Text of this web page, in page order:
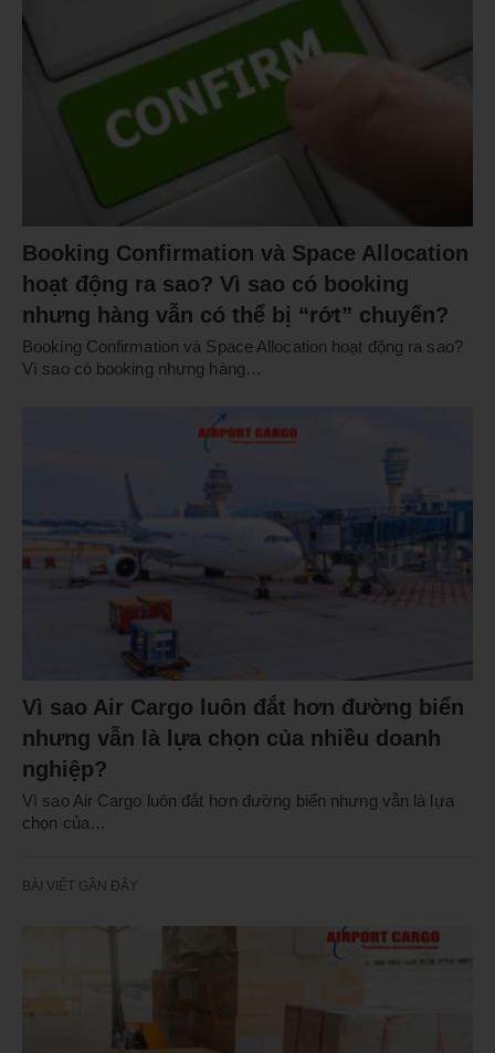
Booking Confirmation và Space Allocation
hoạt động ra sao? Vì sao có booking
nhưng hàng vẫn có thể bị “rớt” chuyến?
Booking Confirmation và Space Allocation hoạt động ra sao?
Vì sao có booking nhưng hàng…
Vì sao Air Cargo luôn đắt hơn đường biển
nhưng vẫn là lựa chọn của nhiều doanh
nghiệp?
Vì sao Air Cargo luôn đắt hơn đường biển nhưng vẫn là lựa
chọn của…
BÀI VIẾT GẦN ĐÂY